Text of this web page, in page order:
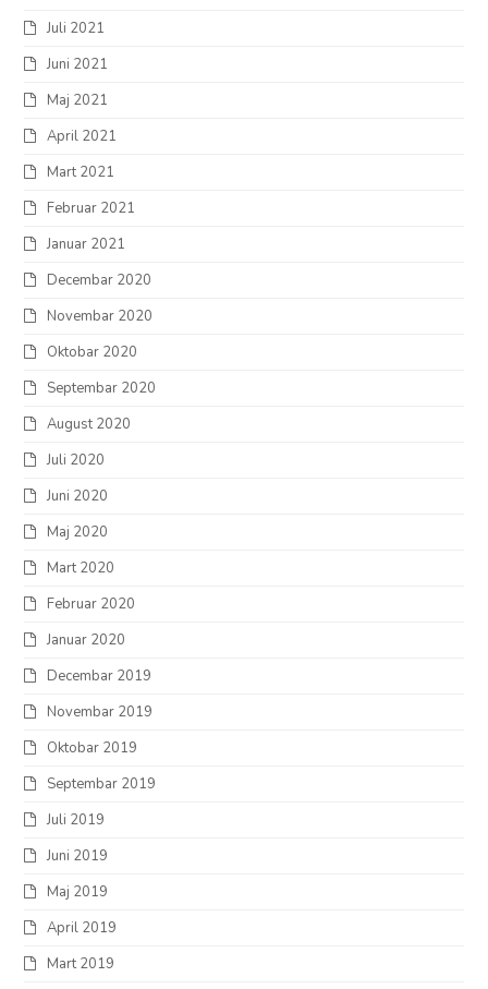
Juli 2021
Juni 2021
Maj 2021
April 2021
Mart 2021
Februar 2021
Januar 2021
Decembar 2020
Novembar 2020
Oktobar 2020
Septembar 2020
August 2020
Juli 2020
Juni 2020
Maj 2020
Mart 2020
Februar 2020
Januar 2020
Decembar 2019
Novembar 2019
Oktobar 2019
Septembar 2019
Juli 2019
Juni 2019
Maj 2019
April 2019
Mart 2019